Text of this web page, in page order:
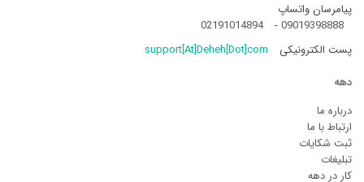
پیامرسان واتساپ
09019398888
-
02191014894
پست الکترونیکی
support[At]Deheh[Dot]com
دهه
درباره ما
ارتباط با ما
ثبت شکایات
تبلیغات
کار در دهه